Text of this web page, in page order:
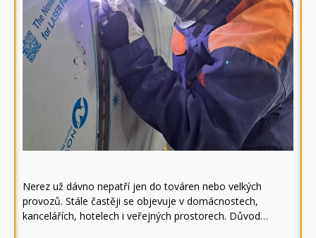
Nerez už dávno nepatří jen do továren nebo velkých
provozů. Stále častěji se objevuje v domácnostech,
kancelářích, hotelech i veřejných prostorech. Důvod…